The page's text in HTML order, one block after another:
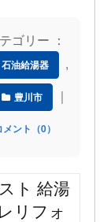
リー ：
石油給湯器 ,
豊川市 ｜
メント（0）
ト 給湯
リフォ